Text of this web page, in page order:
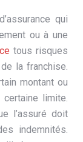
qui
ou à une
tous risques
la franchise.
montant ou
certaine limite.
l’assuré doit
indemnités.